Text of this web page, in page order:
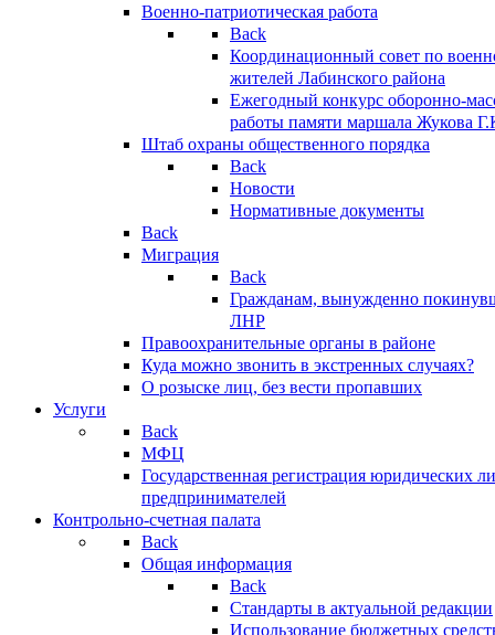
Военно-патриотическая работа
Back
Координационный совет по
жителей Лабинского района
Ежегодный конкурс оборонно-
работы памяти маршала Жукова
Штаб охраны общественного порядка
Back
Новости
Нормативные документы
Back
Миграция
Back
Гражданам, вынужденно
ЛНР
Правоохранительные органы в районе
Куда можно звонить в экстренных случаях?
О розыске лиц, без вести пропавших
Услуги
Back
МФЦ
Государственная регистрация юридических
предпринимателей
Контрольно-счетная палата
Back
Общая информация
Back
Стандарты в актуальной редакции
Использование бюджетных